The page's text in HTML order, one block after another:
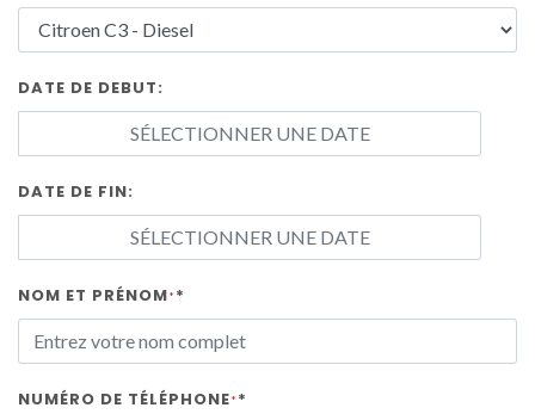
DATE DE DEBUT:
DATE DE FIN:
NOM ET PRÉNOM* *
NUMÉRO DE TÉLÉPHONE* *